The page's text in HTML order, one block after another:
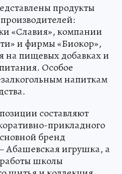
продукты
«Славия», компании
и фирмы «Биокор»,
на пищевых добавках и
Особое
напиткам
составляют
прикладного
бренд
Абашевская игрушка, а
школы